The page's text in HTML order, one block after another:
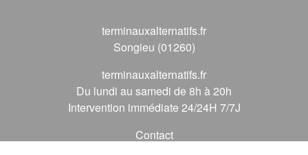
terminauxalternatifs.fr
Songieu (01260)
terminauxalternatifs.fr
Du lundi au samedi de 8h à 20h
Intervention immédiate 24/24H 7/7J
Contact